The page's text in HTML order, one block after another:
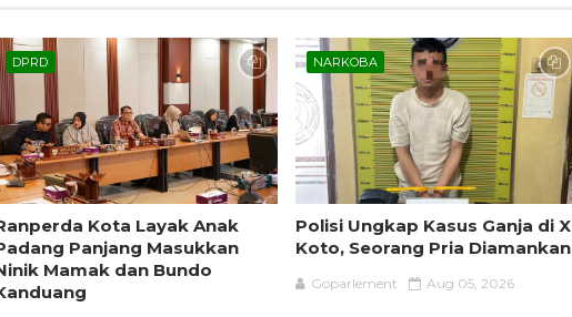
DPRD
Kota Layak Anak
Panjang Masukkan
Mamak dan Bundo
NARKOBA
Polisi Ungkap Kasus Ganja di X
Koto, Seorang Pria Diamankan
Goparlement Aug 05, 2026